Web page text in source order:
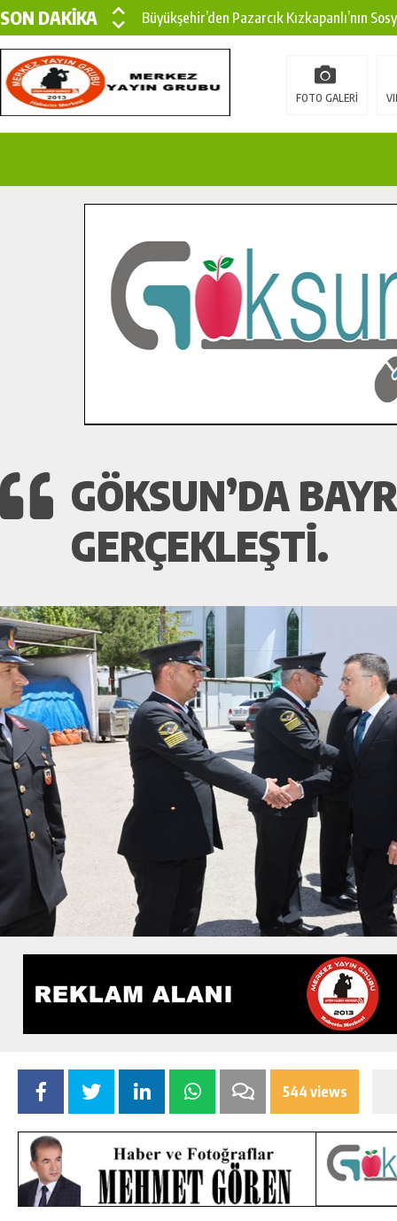
SON DAKİKA
Büyükşehir’den Pazarcık Kızkapanlı’nın
Büyükşehir’den Pazarcık Kırsalına Modern
Çin’den KSÜ’ye Uluslararası Başarı:
İlçe Jandarma Komutanı Karakaya’dan
Bertiz’in Yeni Köprüsünde Sona Doğru.
FOTO GALERİ
GÖKSUN’DA
GERÇEKLEŞTİ.
544 views